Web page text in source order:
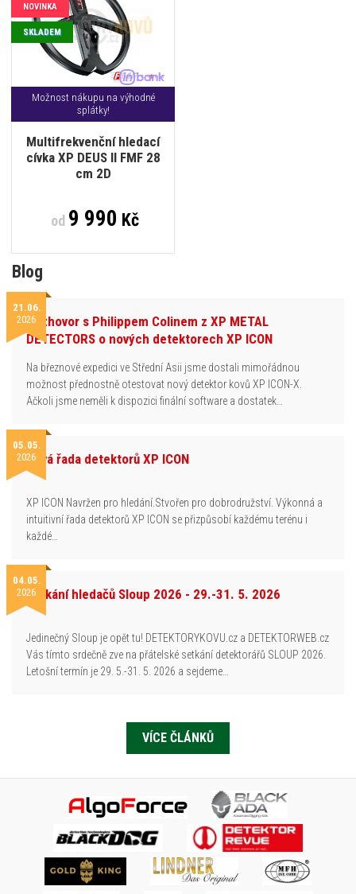
Možnost nákupu na výhodné
splátky!
Multifrekvenční hledací
cívka XP DEUS II FMF 28
cm 2D
NOVINKA
SKLADEM
od9 990 Kč
Blog
21.06.
2026Rozhovor s Philippem Colinem z XP METAL
DETECTORS o nových detektorech XP ICON
Na březnové expedici ve Střední Asii jsme dostali mimořádnou
možnost přednostně otestovat nový detektor kovů XP ICON-X.
Ačkoli jsme neměli k dispozici finální software a dostatek…
05.05.
2026Nová řada detektorů XP ICON
XP ICON Navržen pro hledání.Stvořen pro dobrodružství. Výkonná a
intuitivní řada detektorů XP ICON se přizpůsobí každému terénu i
každé…
04.05.
2026Setkání hledačů Sloup 2026 - 29.-31. 5. 2026
Jedinečný Sloup je opět tu! DETEKTORYKOVU.cz a DETEKTORWEB.cz
Vás tímto srdečně zve na přátelské setkání detektorářů SLOUP 2026.
Letošní termín je 29. 5.-31. 5. 2026 a sejdeme…
VÍCE ČLÁNKŮ